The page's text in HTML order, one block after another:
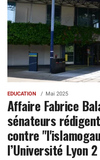
EDUCATION Mai 2025
Affaire Fabrice
sénateurs
contre
l’Université Lyon 2